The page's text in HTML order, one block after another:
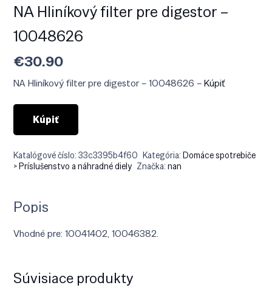
NA Hliníkový filter pre digestor –
10048626
€30.90
NA Hliníkový filter pre digestor – 10048626 –Kúpiť
Kúpiť
Katalógové číslo:33c3395b4f60 Kategória:Domáce spotrebiče
> Príslušenstvo a náhradné diely Značka:nan
Popis
Vhodné pre: 10041402, 10046382.
Súvisiace produkty